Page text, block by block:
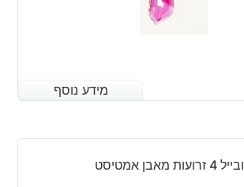
מידע נוסף
מידע נוסף
מאבן אמטיסט